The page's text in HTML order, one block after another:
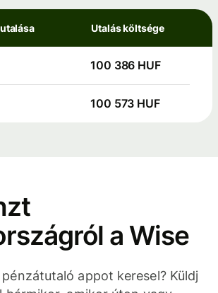
Utalás költsége
100 386 HUF
100 573 HUF
a Wise
appot keresel? Küldj